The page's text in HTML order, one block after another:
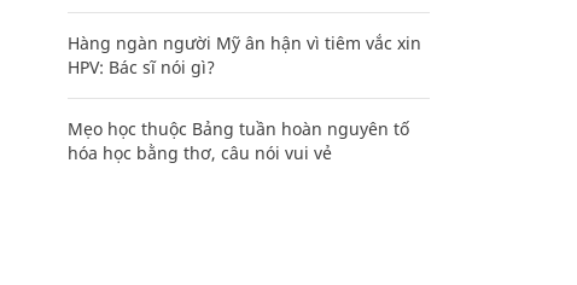
Hàng ngàn người Mỹ ân hận vì tiêm vắc xin
HPV: Bác sĩ nói gì?
Mẹo học thuộc Bảng tuần hoàn nguyên tố
hóa học bằng thơ, câu nói vui vẻ